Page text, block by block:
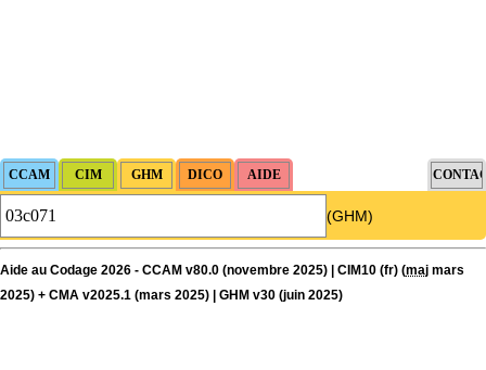
(GHM)
Aide au Codage 2026 - CCAM v80.0 (novembre 2025) | CIM10 (fr) (maj mars
2025) + CMA v2025.1 (mars 2025) | GHM v30 (juin 2025)